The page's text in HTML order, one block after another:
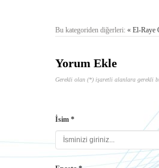
Bu kategoriden diğerleri: « El-Raye
Yorum Ekle
Gerekli olan (*) işaretli alanlara gerekli
İsim *